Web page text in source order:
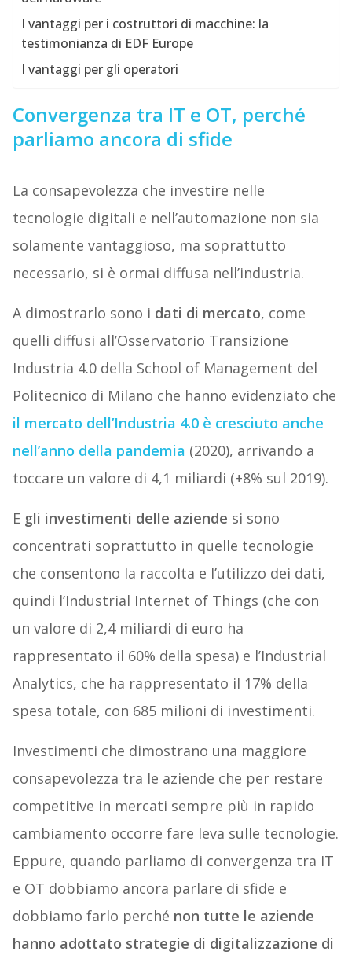
I vantaggi per i costruttori di macchine: la
testimonianza di EDF Europe
I vantaggi per gli operatori
Convergenza tra IT e OT, perché
parliamo ancora di sfide
La consapevolezza che investire nelle
tecnologie digitali e nell’automazione non sia
solamente vantaggioso, ma soprattutto
necessario, si è ormai diffusa nell’industria.
A dimostrarlo sono i dati di mercato, come
quelli diffusi all’Osservatorio Transizione
Industria 4.0 della School of Management del
Politecnico di Milano che hanno evidenziato che
il mercato dell’Industria 4.0 è cresciuto anche
nell’anno della pandemia (2020), arrivando a
toccare un valore di 4,1 miliardi (+8% sul 2019).
E gli investimenti delle aziende si sono
concentrati soprattutto in quelle tecnologie
che consentono la raccolta e l’utilizzo dei dati,
quindi l’Industrial Internet of Things (che con
un valore di 2,4 miliardi di euro ha
rappresentato il 60% della spesa) e l’Industrial
Analytics, che ha rappresentato il 17% della
spesa totale, con 685 milioni di investimenti.
Investimenti che dimostrano una maggiore
consapevolezza tra le aziende che per restare
competitive in mercati sempre più in rapido
cambiamento occorre fare leva sulle tecnologie.
Eppure, quando parliamo di convergenza tra IT
e OT dobbiamo ancora parlare di sfide e
dobbiamo farlo perché non tutte le aziende
hanno adottato strategie di digitalizzazione di